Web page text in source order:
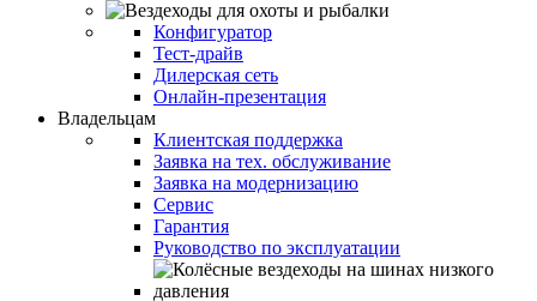
Конфигуратор
Тест-драйв
Дилерская сеть
Онлайн-презентация
Владельцам
Клиентская поддержка
Заявка на тех. обслуживание
Заявка на модернизацию
Сервис
Гарантия
Руководство по эксплуатации